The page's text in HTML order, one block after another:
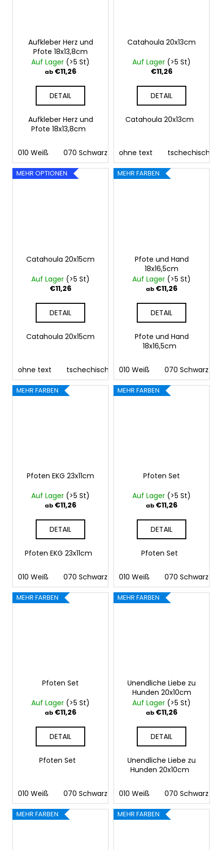
Aufkleber Herz und
Pfote 18x13,8cm
Auf Lager (>5 St)
ab €11,26
DETAIL
Aufkleber Herz und
Pfote 18x13,8cm
010 Weiß 070 Schwarz 090 Silber 091 Gold
Catahoula 20x13cm
Auf Lager (>5 St)
€11,26
DETAIL
Catahoula 20x13cm
ohne text tschechisch
MEHR OPTIONEN
Catahoula 20x15cm
Auf Lager (>5 St)
€11,26
DETAIL
Catahoula 20x15cm
ohne text tschechisch deutsch englisch
MEHR FARBEN
Pfote und Hand
18x16,5cm
Auf Lager (>5 St)
ab €11,26
DETAIL
Pfote und Hand
18x16,5cm
010 Weiß 070 Schwarz
MEHR FARBEN
Pfoten EKG 23x11cm
Auf Lager (>5 St)
ab €11,26
DETAIL
Pfoten EKG 23x11cm
010 Weiß 070 Schwarz 090 Silber 091 Gold
MEHR FARBEN
Pfoten Set
Auf Lager (>5 St)
ab €11,26
DETAIL
Pfoten Set
010 Weiß 070 Schwarz
MEHR FARBEN
Pfoten Set
Auf Lager (>5 St)
ab €11,26
DETAIL
Pfoten Set
010 Weiß 070 Schwarz 090 Silber 091 Gold
MEHR FARBEN
Unendliche Liebe zu
Hunden 20x10cm
Auf Lager (>5 St)
ab €11,26
DETAIL
Unendliche Liebe zu
Hunden 20x10cm
010 Weiß 070 Schwarz
MEHR FARBEN MEHR FARBEN